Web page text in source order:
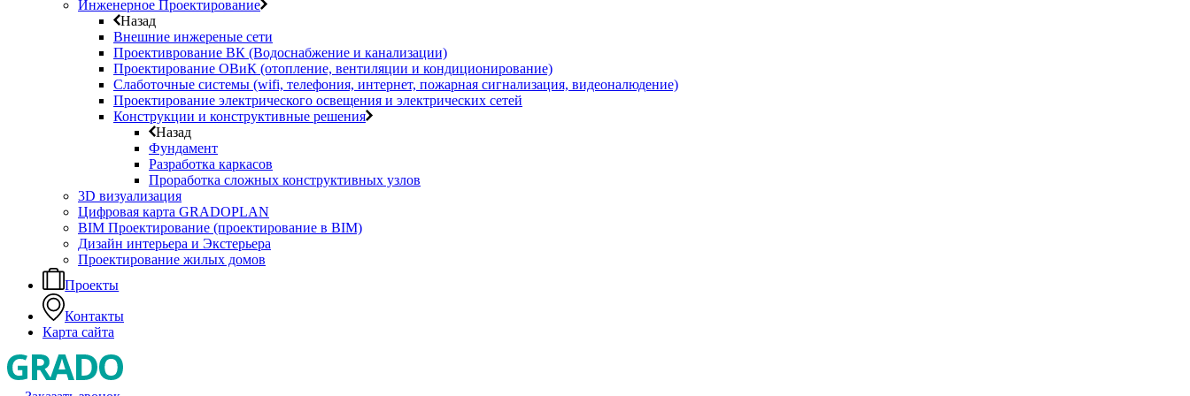
Инженерное Проектирование
Назад
Внешние инжереные сети
Проективрование ВК (Водоснабжение и канализации)
Проектирование ОВиК (отопление, вентиляции и кондиционирование)
Слаботочные системы (wifi, телефония, интернет, пожарная сигнализация, видеоналюдение)
Проектирование электрического освещения и электрических сетей
Конструкции и конструктивные решения
Назад
Фундамент
Разработка каркасов
Проработка сложных конструктивных узлов
3D визуализация
Цифровая карта GRADOPLAN
BIM Проектирование (проектирование в BIM)
Дизайн интерьера и Экстерьера
Проектирование жилых домов
Проекты
Контакты
Карта сайта